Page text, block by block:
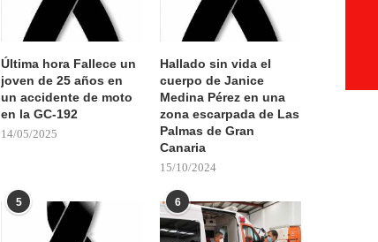
Última hora Fallece un
joven de 25 años en
un accidente de moto
en la GC-192
14/05/2025
Hallado sin vida el
cuerpo de Janice
Medina Pérez en una
zona escarpada de Las
Palmas de Gran
Canaria
15/10/2024
5 6